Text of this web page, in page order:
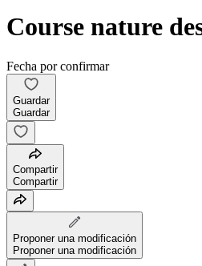
Course nature
Fecha por confirmar
Guardar
Guardar
Compartir
Compartir
Proponer una modificación
Proponer una modificación